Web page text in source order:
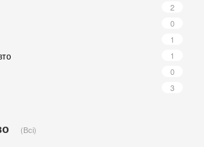
2
0
1
1
0
3
(Всі)